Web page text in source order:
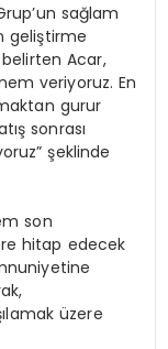
sağlam
geliştirme
belirten Acar,
veriyoruz. En
gurur
sonrası
şeklinde
son
hitap edecek
üzere